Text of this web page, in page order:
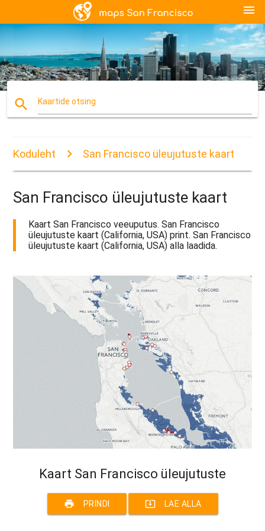
menu
search Kaartide otsing
Koduleht San Francisco üleujutuste kaart
San Francisco üleujutuste kaart
Kaart San Francisco veeuputus. San Francisco
üleujutuste kaart (California, USA) print. San Francisco
üleujutuste kaart (California, USA) alla laadida.
Kaart San Francisco üleujutuste
print PRINDI system_update_alt LAE ALLA